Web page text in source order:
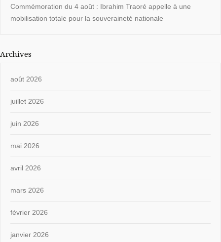
Commémoration du 4 août : Ibrahim Traoré appelle à une
mobilisation totale pour la souveraineté nationale
Archives
août 2026
juillet 2026
juin 2026
mai 2026
avril 2026
mars 2026
février 2026
janvier 2026